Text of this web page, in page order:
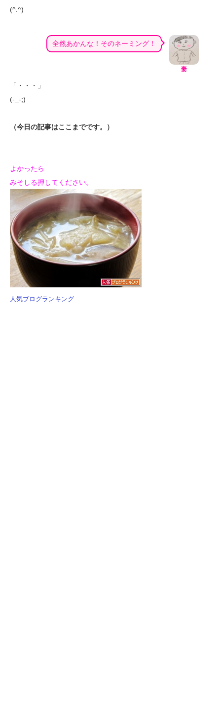
(^.^)
妻
全然あかんな！そのネーミング！
「・・・」
(-_-;)
（今日の記事はここまでです。）
よかったら
みそしる押してください。
人気ブログランキング